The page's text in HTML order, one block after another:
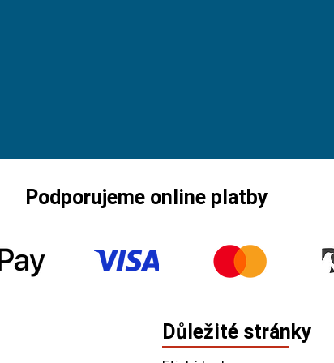
Podporujeme online platby
Důležité stránky